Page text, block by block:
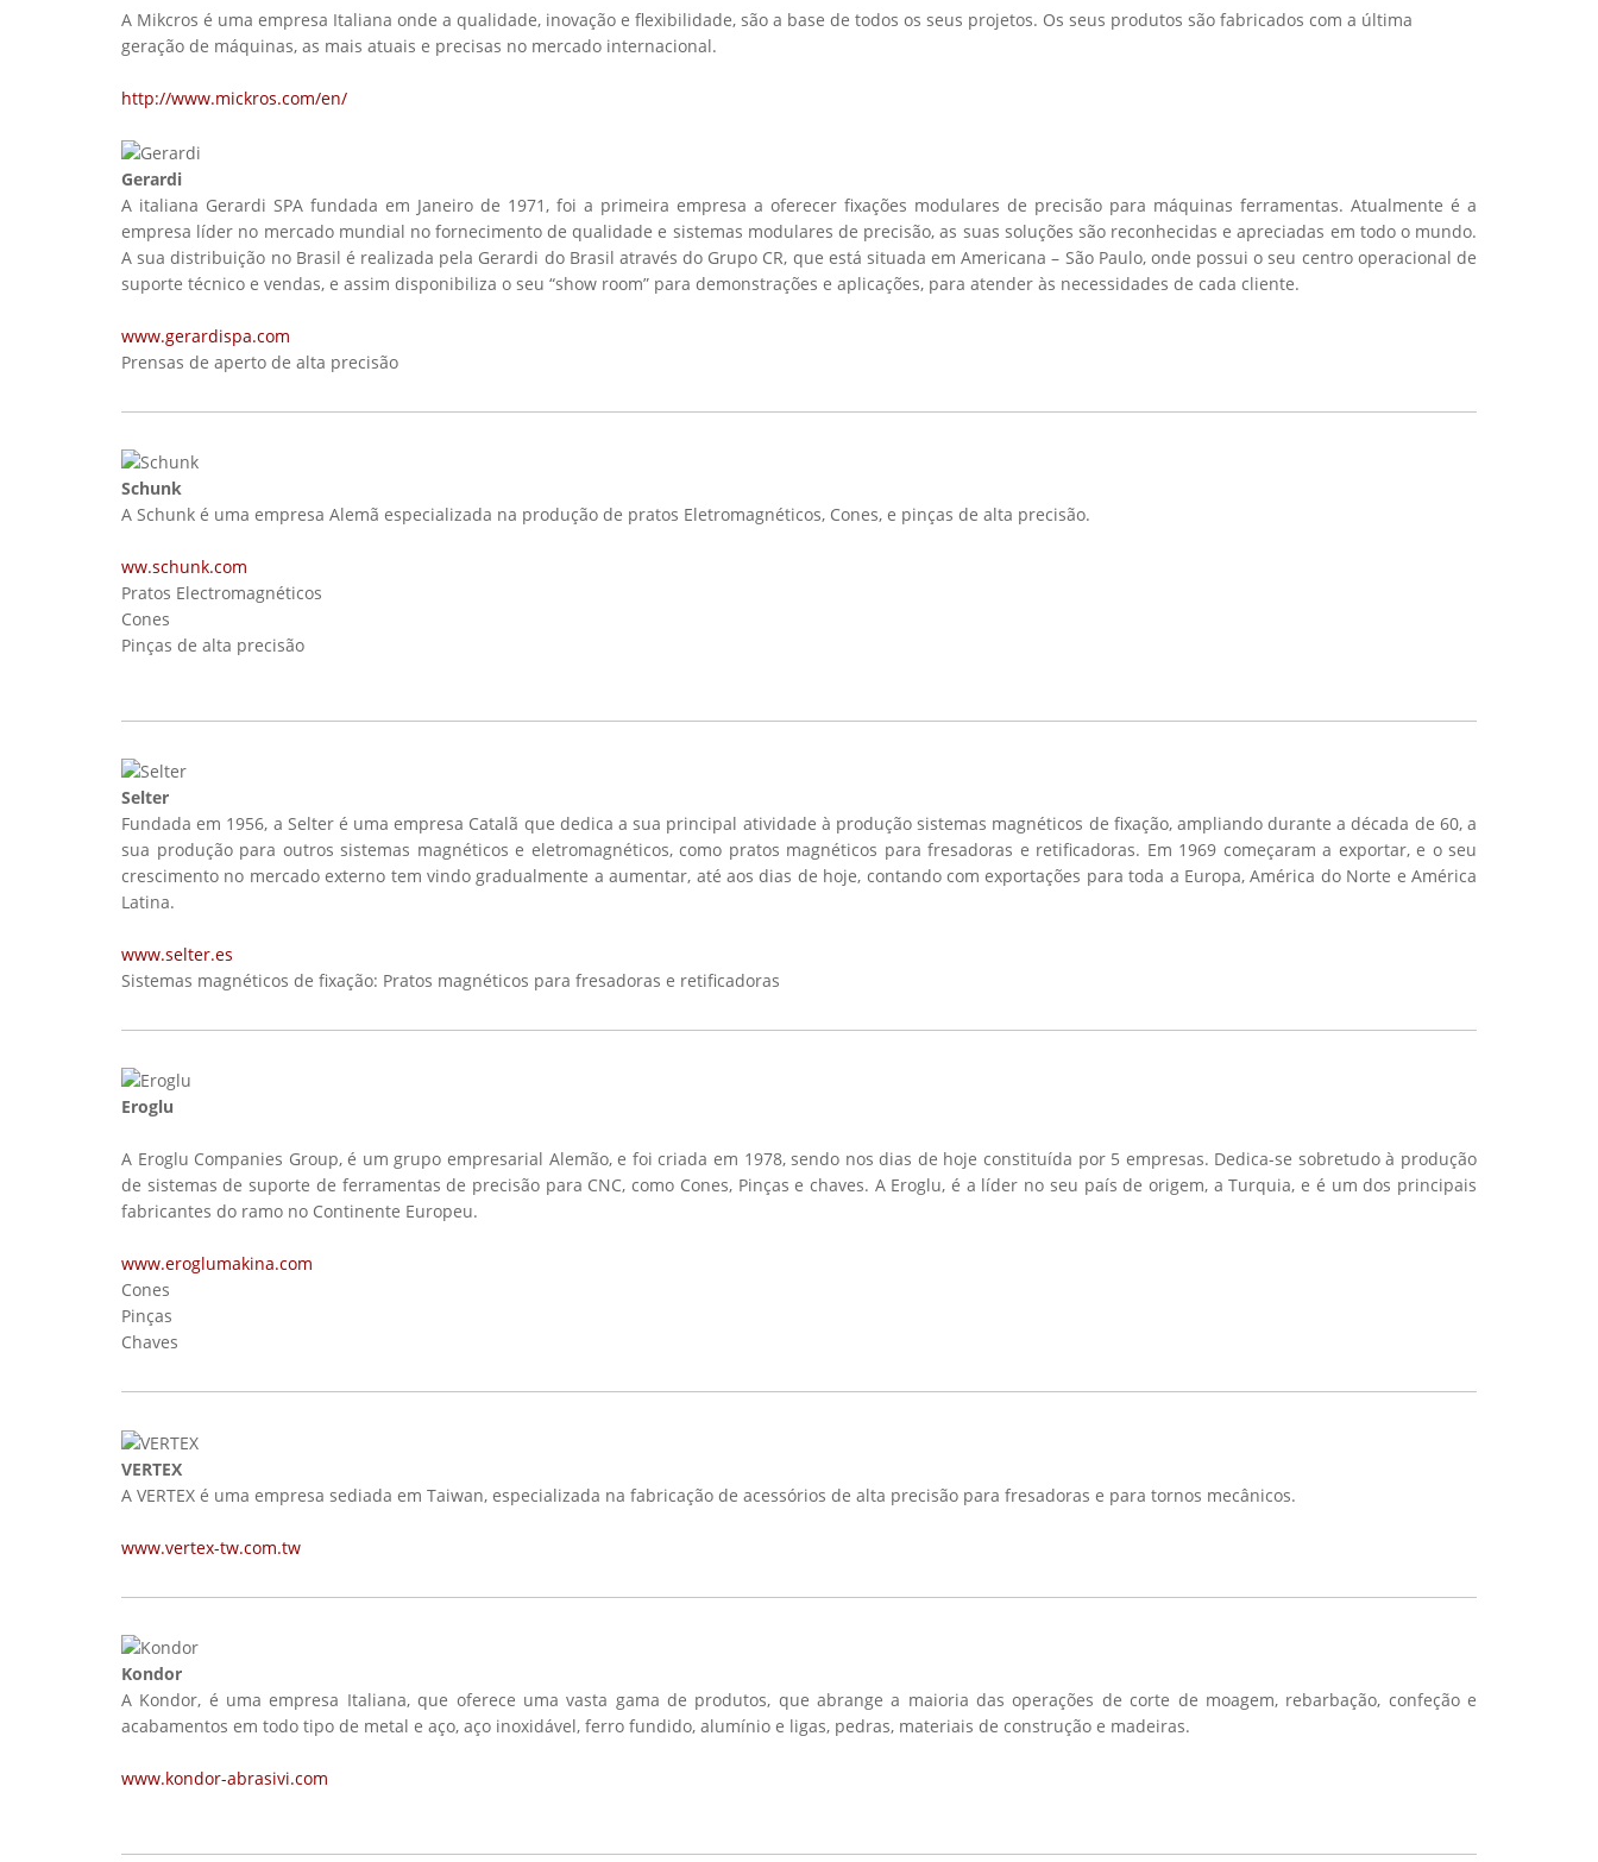
A Mikcros é uma empresa Italiana onde a qualidade, inovação e flexibilidade, são a base de todos os seus projetos. Os seus produtos são fabricados com a última
geração de máquinas, as mais atuais e precisas no mercado internacional.
http://www.mickros.com/en/
Gerardi
A italiana Gerardi SPA fundada em Janeiro de 1971, foi a primeira empresa a oferecer fixações modulares de precisão para máquinas ferramentas. Atualmente é a
empresa líder no mercado mundial no fornecimento de qualidade e sistemas modulares de precisão, as suas soluções são reconhecidas e apreciadas em todo o mundo.
A sua distribuição no Brasil é realizada pela Gerardi do Brasil através do Grupo CR, que está situada em Americana – São Paulo, onde possui o seu centro operacional de
suporte técnico e vendas, e assim disponibiliza o seu “show room” para demonstrações e aplicações, para atender às necessidades de cada cliente.
www.gerardispa.com
Prensas de aperto de alta precisão
Schunk
A Schunk é uma empresa Alemã especializada na produção de pratos Eletromagnéticos, Cones, e pinças de alta precisão.
ww.schunk.com
Pratos Electromagnéticos
Cones
Pinças de alta precisão
Selter
Fundada em 1956, a Selter é uma empresa Catalã que dedica a sua principal atividade à produção sistemas magnéticos de fixação, ampliando durante a década de 60, a
sua produção para outros sistemas magnéticos e eletromagnéticos, como pratos magnéticos para fresadoras e retificadoras. Em 1969 começaram a exportar, e o seu
crescimento no mercado externo tem vindo gradualmente a aumentar, até aos dias de hoje, contando com exportações para toda a Europa, América do Norte e América
Latina.
www.selter.es
Sistemas magnéticos de fixação: Pratos magnéticos para fresadoras e retificadoras
Eroglu
A Eroglu Companies Group, é um grupo empresarial Alemão, e foi criada em 1978, sendo nos dias de hoje constituída por 5 empresas. Dedica-se sobretudo à produção
de sistemas de suporte de ferramentas de precisão para CNC, como Cones, Pinças e chaves. A Eroglu, é a líder no seu país de origem, a Turquia, e é um dos principais
fabricantes do ramo no Continente Europeu.
www.eroglumakina.com
Cones
Pinças
Chaves
VERTEX
A VERTEX é uma empresa sediada em Taiwan, especializada na fabricação de acessórios de alta precisão para fresadoras e para tornos mecânicos.
www.vertex-tw.com.tw
Kondor
A Kondor, é uma empresa Italiana, que oferece uma vasta gama de produtos, que abrange a maioria das operações de corte de moagem, rebarbação, confeção e
acabamentos em todo tipo de metal e aço, aço inoxidável, ferro fundido, alumínio e ligas, pedras, materiais de construção e madeiras.
www.kondor-abrasivi.com